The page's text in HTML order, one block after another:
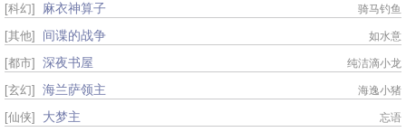
[科幻] 麻衣神算子 骑马钓鱼
[其他] 间谍的战争 如水意
[都市] 深夜书屋 纯洁滴小龙
[玄幻] 海兰萨领主 海逸小猪
[仙侠] 大梦主 忘语